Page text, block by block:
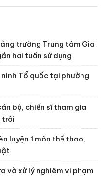
trường Trung tâm Gia
hai tuần sử dụng
Tổ quốc tại phường
bộ, chiến sĩ tham gia
trôi
luyện 1 môn thể thao,
và xử lý nghiêm vi phạm